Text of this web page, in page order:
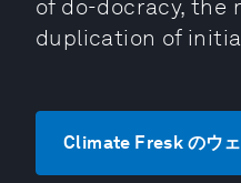
of do-docracy, the
duplication of
Climate Fresk のウ